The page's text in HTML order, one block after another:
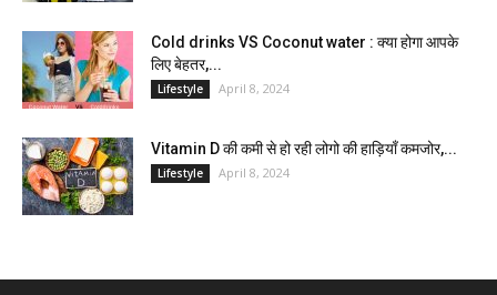
Cold drinks VS Coconut water : क्या होगा आपके
लिए बेहतर,...
Lifestyle April 8, 2024
Vitamin D की कमी से हो रही लोगो की हाड़ियाँ कमजोर,...
Lifestyle April 8, 2024